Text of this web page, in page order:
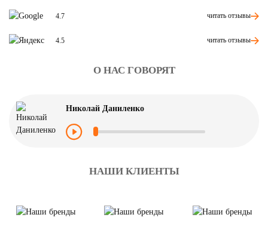
4.7 читать отзывы
4.5 читать отзывы
О НАС ГОВОРЯТ
Николай Даниленко
НАШИ КЛИЕНТЫ